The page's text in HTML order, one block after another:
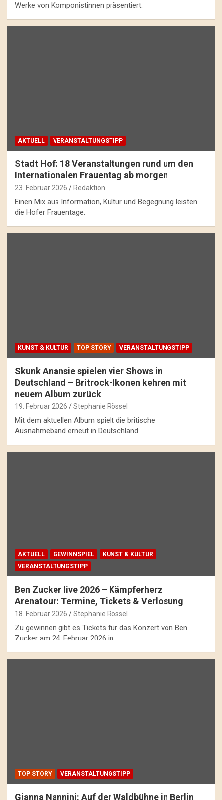
Werke von Komponistinnen präsentiert.
AKTUELL VERANSTALTUNGSTIPP
Stadt Hof: 18 Veranstaltungen rund um den
Internationalen Frauentag ab morgen
23. Februar 2026 Redaktion
Einen Mix aus Information, Kultur und Begegnung leisten
die Hofer Frauentage.
KUNST & KULTUR TOP STORY VERANSTALTUNGSTIPP
Skunk Anansie spielen vier Shows in
Deutschland – Britrock-Ikonen kehren mit
neuem Album zurück
19. Februar 2026 Stephanie Rössel
Mit dem aktuellen Album spielt die britische
Ausnahmeband erneut in Deutschland.
AKTUELL GEWINNSPIEL
KUNST & KULTUR
VERANSTALTUNGSTIPP
Ben Zucker live 2026 – Kämpferherz
Arenatour: Termine, Tickets & Verlosung
18. Februar 2026 Stephanie Rössel
Zu gewinnen gibt es Tickets für das Konzert von Ben
Zucker am 24. Februar 2026 in…
TOP STORY VERANSTALTUNGSTIPP
Gianna Nannini: Auf der Waldbühne in Berlin